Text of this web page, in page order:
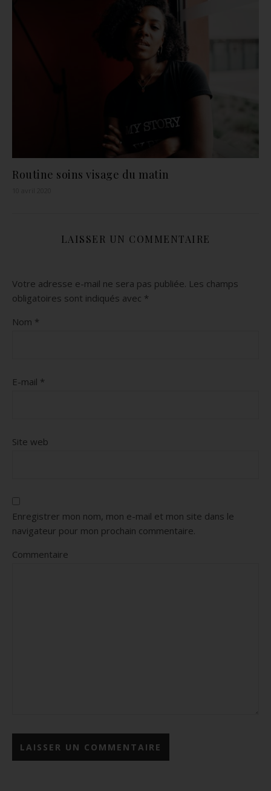
Routine soins visage du matin
LAISSER UN COMMENTAIRE
Votre adresse e-mail ne sera pas publiée. Les champs
obligatoires sont indiqués avec *
Nom *
E-mail *
Site web
Enregistrer mon nom, mon e-mail et mon site dans le
navigateur pour mon prochain commentaire.
Commentaire